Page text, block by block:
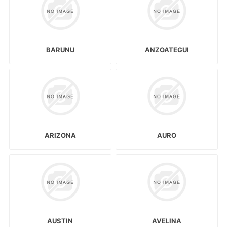
BARUNU ANZOATEGUI
ARIZONA AURO
AUSTIN AVELINA